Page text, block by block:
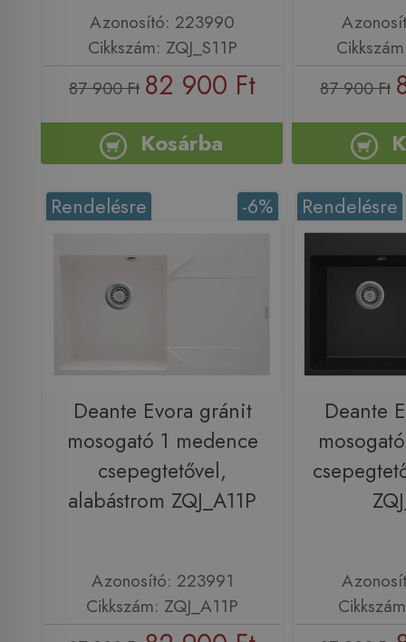
Azonosító: 223990
Cikkszám: ZQJ_S11P
87 900 Ft 82 900 Ft
Kosárba
87 900 Ft
-6%
Rendelésre
Deante Evora gránit
mosogató 1 medence
csepegtetővel,
alabástrom ZQJ_A11P
Azonosító: 223991
Cikkszám: ZQJ_A11P
Rendelésre
Deante